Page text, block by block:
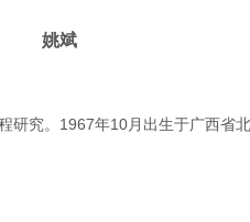
姚斌
究。1967年10月出生于广西省